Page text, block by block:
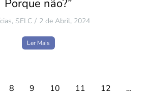
Porque não?”
, SELC 2 de Abril, 2024
Ler Mais
8 9 10 11 12
…